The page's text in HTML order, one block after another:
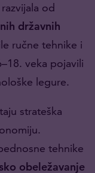
od
državnih
ručne tehnike i
veka pojavili
legure.
strateška
tehnike
obeležavanje